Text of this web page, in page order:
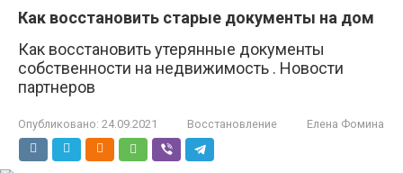
Как восстановить старые документы на дом
Как восстановить утерянные документы
собственности на недвижимость . Новости
партнеров
Опубликовано: 24.09.2021 Восстановление Елена Фомина